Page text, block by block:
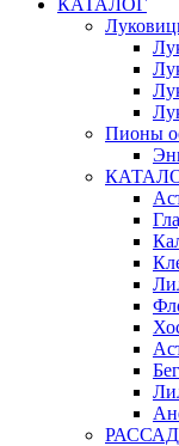
КАТАЛОГ
Пионы